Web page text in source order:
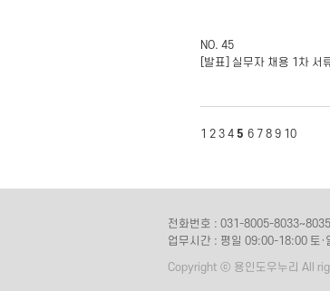
NO. 45
[발표] 실무자 채용 1차 서
1 2 3 4 5 6 7 8 9 10
전화번호 : 031-8005-8033~8035
업무시간 : 평일 09:00-18:00 토·
Copyright ⓒ 용인도우누리 All